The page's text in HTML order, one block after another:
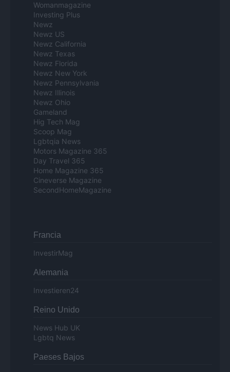
Womanmagazine
Investing Plus
Newz
Newz US
Newz California
Newz Texas
Newz Florida
Newz New York
Newz Pennsylvania
Newz Illinois
Newz Ohio
Gameland
Hig Tech Mag
Scoop Mag
Lgbtqia News
Motors Magazine 365
Day Travel 365
Home Magazine 365
Cineverse Magazine
SecondHomeMagazine
Francia
InvestirMag
Alemania
Investieren24
Reino Unido
News Hub UK
Lgbtq News
Paeses Bajos